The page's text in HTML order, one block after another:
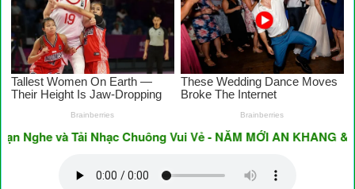
và Tải Nhạc Chuông Vui Vẻ - NĂM MỚI AN KHANG &